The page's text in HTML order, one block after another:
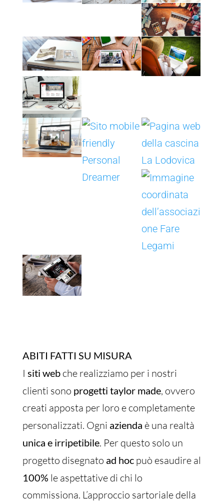
ABITI FATTI SU MISURA
I siti webche realizziamo per i nostri
clienti sono progetti taylor made, ovvero
creati apposta per loro e completamente
personalizzati. Ogni azienda è una realtà
unica e irripetibile. Per questo solo un
progetto disegnato ad hocpuò esaudire al
100% le aspettative di chi lo
commissiona. L’approccio sartoriale della